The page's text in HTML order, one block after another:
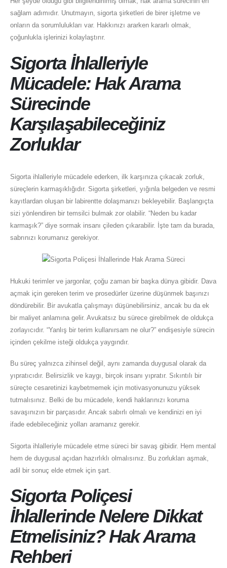
sağlam adımıdır. Unutmayın, sigorta şirketleri de birer işletme ve
onların da sorumlulukları var. Hakkınızı ararken kararlı olmak,
çoğunlukla işlerinizi kolaylaştırır.
Sigorta İhlalleriyle
Mücadele: Hak Arama
Sürecinde
Karşılaşabileceğiniz
Zorluklar
Sigorta ihlalleriyle mücadele ederken, ilk karşınıza çıkacak zorluk,
süreçlerin karmaşıklığıdır. Sigorta şirketleri, yığınla belgeden ve resmi
kayıtlardan oluşan bir labirentte dolaşmanızı bekleyebilir. Başlangıçta
sizi yönlendiren bir temsilci bulmak zor olabilir. “Neden bu kadar
karmaşık?” diye sormak insanı çileden çıkarabilir. İşte tam da burada,
sabrınızı korumanız gerekiyor.
Hukuki terimler ve jargonlar, çoğu zaman bir başka dünya gibidir. Dava
açmak için gereken terim ve prosedürler üzerine düşünmek başınızı
döndürebilir. Bir avukatla çalışmayı düşünebilirsiniz, ancak bu da ek
bir maliyet anlamına gelir. Avukatsız bu sürece girebilmek de oldukça
zorlayıcıdır. “Yanlış bir terim kullanırsam ne olur?” endişesiyle sürecin
içinden çekilme isteği oldukça yaygındır.
Bu süreç yalnızca zihinsel değil, aynı zamanda duygusal olarak da
yıpratıcıdır. Belirsizlik ve kaygı, birçok insanı yıpratır. Sıkıntılı bir
süreçte cesaretinizi kaybetmemek için motivasyonunuzu yüksek
tutmalısınız. Belki de bu mücadele, kendi haklarınızı koruma
savaşınızın bir parçasıdır. Ancak sabırlı olmalı ve kendinizi en iyi
ifade edebileceğiniz yolları aramanız gerekir.
Sigorta ihlalleriyle mücadele etme süreci bir savaş gibidir. Hem mental
hem de duygusal açıdan hazırlıklı olmalısınız. Bu zorlukları aşmak,
adil bir sonuç elde etmek için şart.
Sigorta Poliçesi
İhlallerinde Nelere Dikkat
Etmelisiniz? Hak Arama
Rehberi